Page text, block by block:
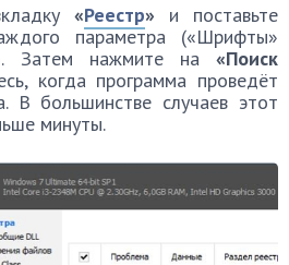
«Реестр» и поставьте
параметра («Шрифты»
Затем нажмите на «Поиск
когда программа проведёт
В большинстве случаев этот
минуты.